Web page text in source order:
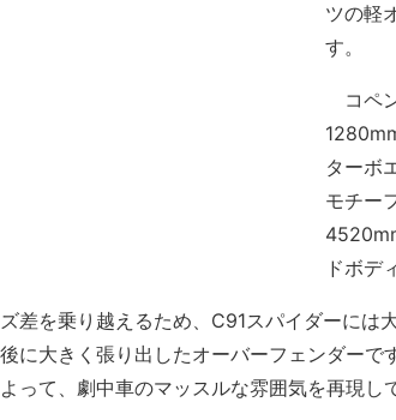
ツの軽
す。
コペ
ターボ
モチー
ドボデ
差を乗り越えるため、C91スパイダーには
に大きく張り出したオーバーフェンダーで
って、劇中車のマッスルな雰囲気を再現し